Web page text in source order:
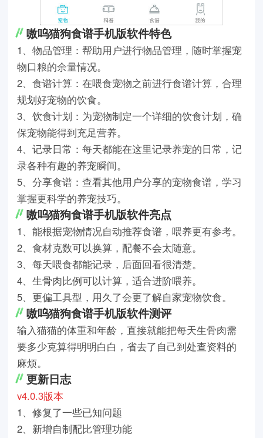
嗷呜猫狗食谱手机版软件特色
1、物品管理：帮助用户进行物品管理，随时掌握宠
物口粮的余量情况。
2、食谱计算：在喂食宠物之前进行食谱计算，合理
规划好宠物的饮食。
3、饮食计划：为宠物制定一个详细的饮食计划，确
保宠物能得到充足营养。
4、记录日常：每天都能在这里记录养宠的日常，记
录各种有趣的养宠瞬间。
5、分享食谱：查看其他用户分享的宠物食谱，学习
掌握更科学的养宠技巧。
嗷呜猫狗食谱手机版软件亮点
1、能根据宠物情况自动推荐食谱，喂养更有参考。
2、食材克数可以换算，配餐不会太随意。
3、每天喂食都能记录，后面回看很清楚。
4、生骨肉比例可以计算，适合进阶喂养。
5、更偏工具型，用久了会更了解自家宠物饮食。
嗷呜猫狗食谱手机版软件测评
输入猫猫的体重和年龄，直接就能把每天生骨肉需
要多少克算得明明白白，省去了自己到处查资料的
麻烦。
更新日志
v4.0.3版本
1、修复了一些已知问题
2、新增自制配比管理功能